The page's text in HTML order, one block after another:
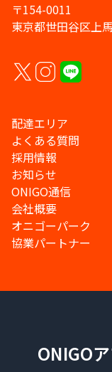
〒154-0011
東京都世田谷区上
配達エリア
よくある質問
採用情報
お知らせ
ONIGO通信
会社概要
オニゴーパーク
協業パートナー
ONIGO